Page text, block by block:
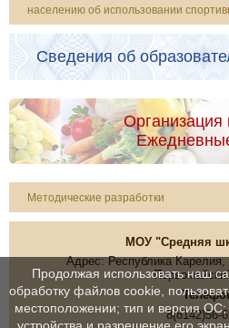
населению об использовании
Сведения об
Организация
Методические разработки
МОУ "Средняя
Адрес: Республика Карелия,
8(8142)56-
Продолжая использовать наш
обработку файлов cookie,
местоположении; тип и версия ОС;